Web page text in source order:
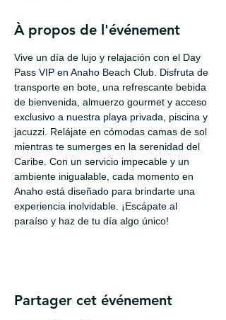
À propos de l'événement
Vive un día de lujo y relajación con el Day
Pass VIP en Anaho Beach Club. Disfruta de
transporte en bote, una refrescante bebida
de bienvenida, almuerzo gourmet y acceso
exclusivo a nuestra playa privada, piscina y
jacuzzi. Relájate en cómodas camas de sol
mientras te sumerges en la serenidad del
Caribe. Con un servicio impecable y un
ambiente inigualable, cada momento en
Anaho está diseñado para brindarte una
experiencia inolvidable. ¡Escápate al
paraíso y haz de tu día algo único!
Partager cet événement